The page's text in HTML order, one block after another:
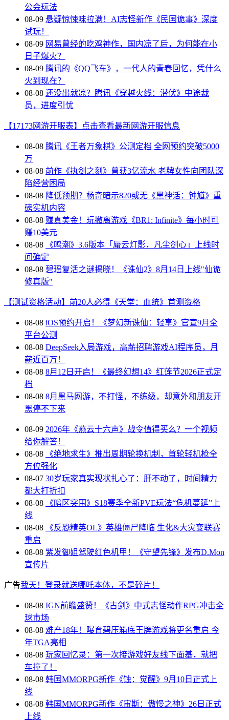
公会玩法
08-09 悬疑惊悚味拉满！AI志怪新作《民国诡事》深度
试玩！
08-09 网易曾经的吃鸡神作，国内凉了后，为何能在小
日子爆火？
08-09 腾讯的《QQ飞车》，一代人的青春回忆，凭什么
火到现在？
08-08 还没出就凉？腾讯《穿越火线：潜伏》中途裁
员，进度引忧
【17173网游开服表】点击查看最新网游开服信息
08-08 腾讯《王者万象棋》公测定档 全网预约突破5000
万
08-08 前作《执剑之刻》曾获3亿流水 老牌女性向团队深
陷经营困局
08-08 降低预期？杨奇暗示820或无《黑神话：钟馗》重
磅实机内容
08-08 赚真美金！玩撤离游戏《BR1: Infinite》每小时可
赚10美元
08-08
《鸣潮》3.6版本「蜃云灯影，凡尘剑心」上线时
间确定
08-08 碧瑶复活之谜揭晓！《诛仙2》8月14日上线"仙诡
修真版"
【测试资格活动】前20人必得《天堂：血统》首测资格
08-08 iOS预约开启！《梦幻新诛仙：轻享》官宣9月全
平台公测
08-08 DeepSeek入局游戏，高薪招聘游戏AI程序员，月
薪近百万！
08-08 8月12日开启！《最终幻想14》红莲节2026正式定
档
08-08 8月黑马网游，不打怪，不练级，却意外和朋友开
黑停不下来
08-09 2026年《燕云十六声》战令值得买么？一个视频
给你解答！
08-08
《绝地求生》推出周期轮换机制，首轮轻机枪全
方位强化
08-07 30岁玩家真实现状扎心了：肝不动了，时间精力
都大打折扣
08-08
《暗区突围》S18赛季全新PVE玩法“危机蔓延”上
线
08-08
《反恐精英OL》英雄僵尸降临 生化&大灾变联赛
重启
08-08 紫发御姐驾驶红色机甲！《守望先锋》发布D.Mon
宣传片
广告我天！登录就送哪吒本体，不是碎片！
08-08 IGN前瞻盛赞！《古剑》中式志怪动作RPG冲击全
球市场
08-08 难产18年！曝育碧压箱底王牌游戏将更名重启 今
年TGA亮相
08-08 玩家回忆录：第一次接游戏好友线下面基，就把
车撞了！
08-08 韩国MMORPG新作《蚀：觉醒》9月10日正式上
线
08-08 韩国MMORPG新作《宙斯：傲慢之神》26日正式
上线